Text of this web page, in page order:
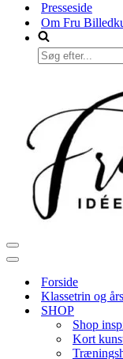
Presseside
Om Fru
Søg
efter...
Navigation
menu
Navigation
Forside
Klassetrin og
SHOP
Shop
Kort